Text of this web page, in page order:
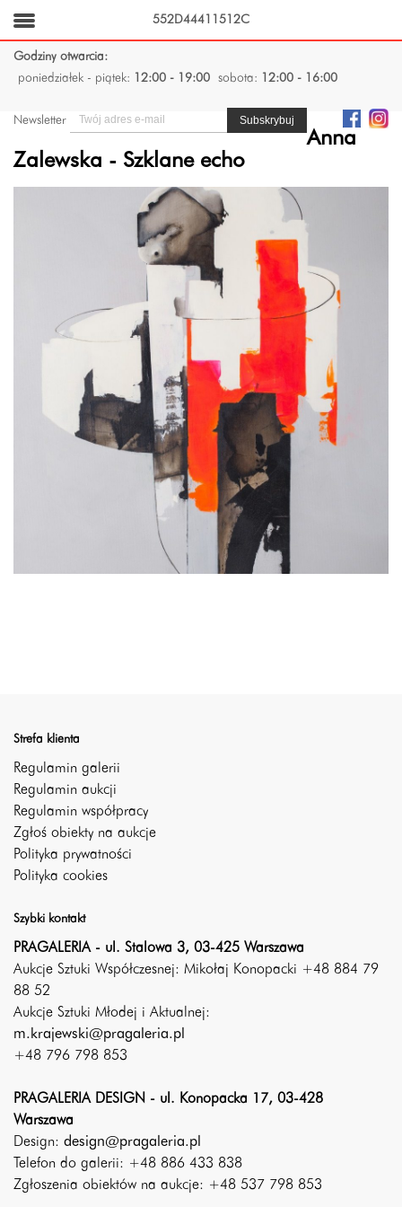
Godziny otwarcia:
poniedziałek - piątek:
12:00 - 19:00 sobota: 12:00 - 16:00
Newsletter
Anna
Zalewska - Szklane echo
Strefa klienta
Regulamin galerii
Regulamin aukcji
Regulamin współpracy
Zgłoś obiekty na aukcje
Polityka prywatności
Polityka cookies
Szybki kontakt
PRAGALERIA - ul. Stalowa 3, 03-425 Warszawa
Aukcje Sztuki Współczesnej: Mikołaj Konopacki +48 884 79
88 52
Aukcje Sztuki Młodej i Aktualnej:
m.krajewski@pragaleria.pl
+48 796 798 853
PRAGALERIA DESIGN - ul. Konopacka 17, 03-428
Warszawa
Design: design@pragaleria.pl
Telefon do galerii: +48 886 433 838
Zgłoszenia obiektów na aukcje: +48 537 798 853
552D44411512C